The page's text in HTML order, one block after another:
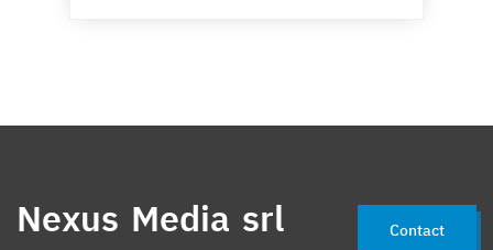
Nexus Media srl Contact